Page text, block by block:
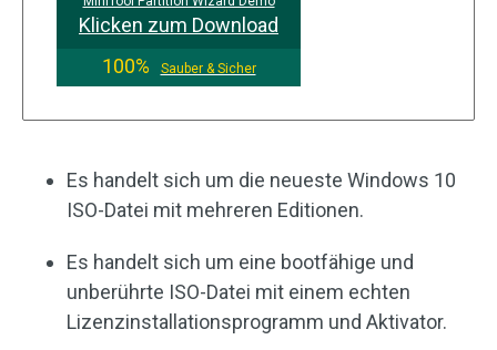
Klicken zum Download
100%
Sauber & Sicher
Es handelt sich um die neueste Windows 10
ISO-Datei mit mehreren Editionen.
Es handelt sich um eine bootfähige und
unberührte ISO-Datei mit einem echten
Lizenzinstallationsprogramm und Aktivator.